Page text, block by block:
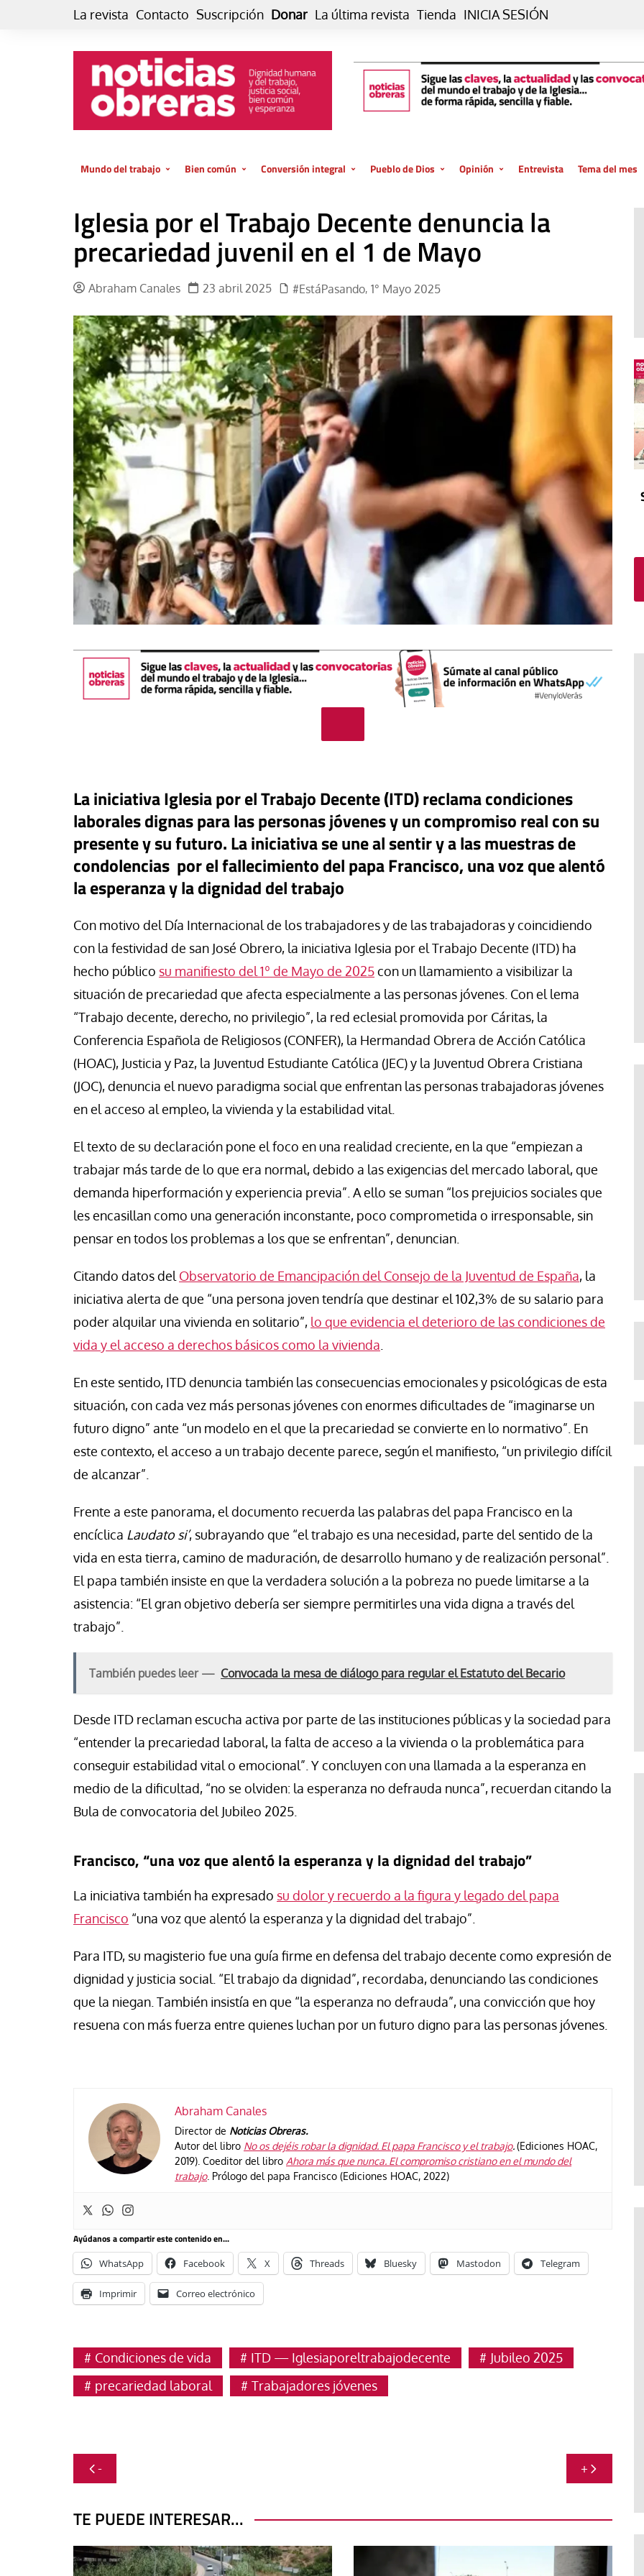
La revista Contacto Suscripción Donar La última revista Tienda INICIA SESIÓN
Mundo del trabajo
El trabajo es para la vida
GlobalizAcción
MMTC
Laboral
La mundialización
El amor en el mundo
Los empobrecidos por el
mundo
Radio — Mundo obrero hoy
Vidas precarias
Bien común
Economía
Conversión integral
de vida… es posible
El cuidado de la creación
Experiencia
Cultura
Libro
Cine
Dos minutos
Aplicaciones
Música
Poesía
Relato
Pueblo de Dios
La oración de cada día
Vaticano
El Evangelio en tu vida
El atrio
In memoriam
Opinión
Blog De paso…
Blog Eutopía
Viñeta
Tribuna
Blog Sembrando sueños,
recogiendo humanidad
Blog Mensajes guardados
La columna
Entrevista Tema del mes
Iglesia por el Trabajo Decente denuncia la
precariedad juvenil en el 1 de Mayo
Abraham Canales 23 abril 2025 #EstáPasando, 1° Mayo 2025
La iniciativa Iglesia por el Trabajo Decente (ITD) reclama condiciones
laborales dignas para las personas jóvenes y un compromiso real con su
presente y su futuro. La iniciativa se une al sentir y a las muestras de
condolencias por el fallecimiento del papa Francisco, una voz que alentó
la esperanza y la dignidad del trabajo
Con motivo del Día Internacional de los trabajadores y de las trabajadoras y coincidiendo
con la festividad de san José Obrero, la iniciativa Iglesia por el Trabajo Decente (ITD) ha
hecho público su manifiesto del 1º de Mayo de 2025con un llamamiento a visibilizar la
situación de precariedad que afecta especialmente a las personas jóvenes. Con el lema
“Trabajo decente, derecho, no privilegio”, la red eclesial promovida por Cáritas, la
Conferencia Española de Religiosos (CONFER), la Hermandad Obrera de Acción Católica
(HOAC), Justicia y Paz, la Juventud Estudiante Católica (JEC) y la Juventud Obrera Cristiana
(JOC), denuncia el nuevo paradigma social que enfrentan las personas trabajadoras jóvenes
en el acceso al empleo, la vivienda y la estabilidad vital.
El texto de su declaración pone el foco en una realidad creciente, en la que “empiezan a
trabajar más tarde de lo que era normal, debido a las exigencias del mercado laboral, que
demanda hiperformación y experiencia previa”. A ello se suman “los prejuicios sociales que
les encasillan como una generación inconstante, poco comprometida o irresponsable, sin
pensar en todos los problemas a los que se enfrentan”, denuncian.
Citando datos del Observatorio de Emancipación del Consejo de la Juventud de España, la
iniciativa alerta de que “una persona joven tendría que destinar el 102,3% de su salario para
poder alquilar una vivienda en solitario”, lo que evidencia el deterioro de las condiciones de
vida y el acceso a derechos básicos como la vivienda
En este sentido, ITD denuncia también las consecuencias emocionales y psicológicas de esta
situación, con cada vez más personas jóvenes con enormes dificultades de “imaginarse un
futuro digno” ante “un modelo en el que la precariedad se convierte en lo normativo”. En
este contexto, el acceso a un trabajo decente parece, según el manifiesto, “un privilegio difícil
de alcanzar”.
Frente a este panorama, el documento recuerda las palabras del papa Francisco en la
encíclica Laudato si’, subrayando que “el trabajo es una necesidad, parte del sentido de la
vida en esta tierra, camino de maduración, de desarrollo humano y de realización personal”.
El papa también insiste en que la verdadera solución a la pobreza no puede limitarse a la
asistencia: “El gran objetivo debería ser siempre permitirles una vida digna a través del
trabajo”.
También puedes leer — Convocada la mesa de diálogo para regular el Estatuto del Becario
Desde ITD reclaman escucha activa por parte de las instituciones públicas y la sociedad para
“entender la precariedad laboral, la falta de acceso a la vivienda o la problemática para
conseguir estabilidad vital o emocional”. Y concluyen con una llamada a la esperanza en
medio de la dificultad, “no se olviden: la esperanza no defrauda nunca”, recuerdan citando la
Bula de convocatoria del Jubileo 2025.
Francisco, “una voz que alentó la esperanza y la dignidad del trabajo”
La iniciativa también ha expresado su dolor y recuerdo a la figura y legado del papa
Francisco “una voz que alentó la esperanza y la dignidad del trabajo”.
Para ITD, su magisterio fue una guía firme en defensa del trabajo decente como expresión de
dignidad y justicia social. “El trabajo da dignidad”, recordaba, denunciando las condiciones
que la niegan. También insistía en que “la esperanza no defrauda”, una convicción que hoy
resuena con más fuerza entre quienes luchan por un futuro digno para las personas jóvenes.
Abraham Canales
Director de Noticias Obreras.
Autor del libro No os dejéis robar la dignidad. El papa Francisco y el trabajo.(Ediciones HOAC,
2019). Coeditor del libro Ahora más que nunca. El compromiso cristiano en el mundo del
trabajo. Prólogo del papa Francisco (Ediciones HOAC, 2022)
Ayúdanos a compartir este contenido en...
WhatsApp Facebook X Threads Bluesky Mastodon Telegram
Imprimir Correo electrónico
Condiciones de vida ITD — Iglesiaporeltrabajodecente
Jubileo 2025
precariedad laboral
Trabajadores jóvenes
Navegación
de - +
TE PUEDE INTERESAR...
Tribuna
El país de los 30 minutos: España
aprueba una estrategia para vivir
en un pueblo con todos los
derechos
Ana Belén López
#EstáPasando
a los menores migrantes en
Ceuta y la Iglesia refuerza la
acogida
Jose Luis Palacios